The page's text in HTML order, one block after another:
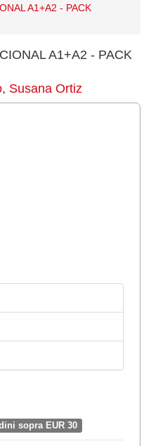
A1+A2 - PACK
A1+A2 - PACK
, Susana Ortiz
sopra EUR 30